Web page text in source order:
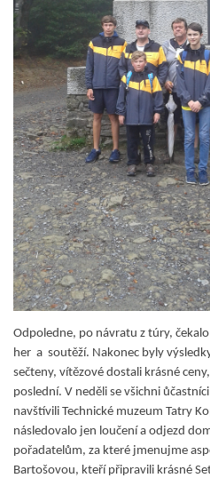
Odpoledne, po návratu z túry,
her a soutěží. Nakonec byly
sečteny, vítězové dostali krásné
poslední. V neděli se všichni
navštívili Technické muzeum Tatry
následovalo jen loučení a odjezd
pořadatelům, za které jmenujme
Bartošovou, kteří připravili krásné